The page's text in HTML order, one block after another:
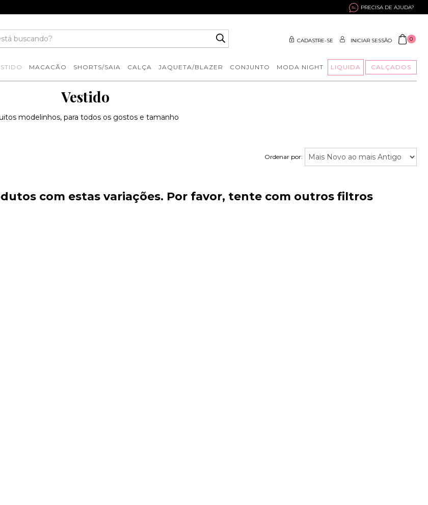
PRECISA DE AJUDA?
CADASTRE-SE INICIAR SESSÃO 0
MACACÃO SHORTS/SAIA CALÇA JAQUETA/BLAZER CONJUNTO MODA NIGHT LIQUIDA CALÇADOS
Vestido
modelinhos, para todos os gostos e tamanho
Ordenar por:
com estas variações. Por favor, tente com outros filtros